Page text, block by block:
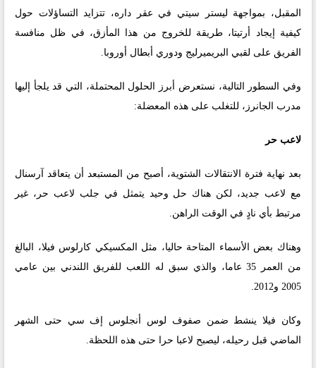
المقبل، بمواجهة ليستر سيتي في عقر داره، تتزايد التساؤلات حول
كيفية إيجاد أرتيتا، طريقة للخروج من هذا المأزق، في ظل منافسة
الفريق على لقبي البريميرليج ودوري أبطال أوروبا.
وفي السطور التالية، نستعرض أبرز الحلول المحتملة، التي قد يلجأ إليها
مدرب الجانرز، للتغلب على هذه المعضلة:
لاعب حر
بعد نهاية فترة الانتقالات الشتوية، أصبح من المستبعد أن يتعاقد آرسنال
مع لاعب جديد، لكن هناك حل وحيد يتمثل في جلب لاعب حر، غير
مرتبط بأي نادٍ في الوقت الراهن.
وهناك بعض الأسماء المتاحة حاليا، مثل المكسيكي كارلوس فيلا، البالغ
من العمر 35 عاما، والذي سبق له اللعب للفريق اللندني بين عامي
2005 و2012.
وكان فيلا ينشط ضمن صفوف لوس أنجلوس إف سي حتى الشهر
الماضي قبل رحيله، ليصبح لاعبا حرا حتى هذه اللحظة.